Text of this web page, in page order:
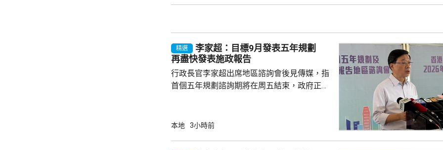
投資推廣署舉辦的商務研討會暨交流午宴，並
參觀企業，以及與當地商會和相關機構交
流。...
精選
李家超：目標9月發表五年規劃
再盡快發表施政報告
行政長官李家超出席地區諮詢會後見傳媒，指
首個五年規劃諮詢期將在周五結束，政府正馬
施政報告發表時間距離五年規劃越短越好，盡
本地 3小時前